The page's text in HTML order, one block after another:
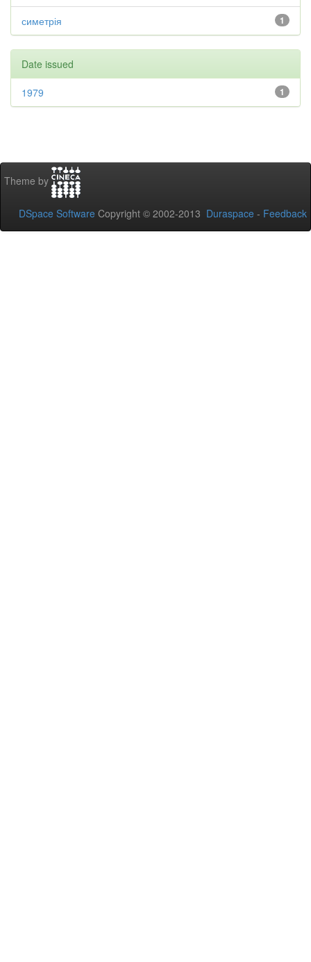
1
симетрія
Date issued
1
1979
Theme by
DSpace Software Copyright © 2002-2013 Duraspace - Feedback